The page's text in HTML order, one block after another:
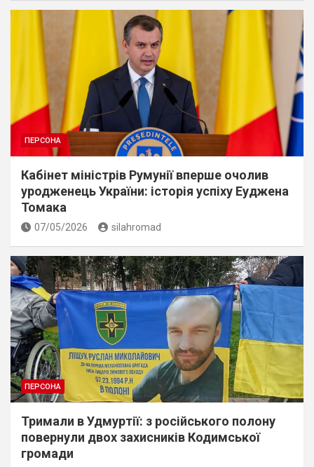
ПЕРСОНА
Кабінет міністрів Румунії вперше очолив
уродженець України: історія успіху Еуджена
Томака
07/05/2026 silahromad
ПЕРСОНА
Тримали в Удмуртії: з російського полону
повернули двох захисників Кодимської
громади